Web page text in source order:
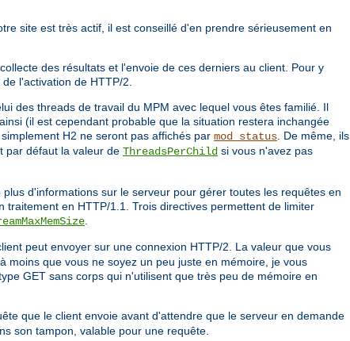
site est très actif, il est conseillé d'en prendre sérieusement en
des résultats et l'envoie de ces derniers au client. Pour y
l'activation de HTTP/2.
des threads de travail du MPM avec lequel vous êtes familié. Il
(il est cependant probable que la situation restera inchangée
H2 ne seront pas affichés par mod_status . De même, ils
par défaut la valeur de ThreadsPerChild si vous n'avez pas
d'informations sur le serveur pour gérer toutes les requêtes en
en HTTP/1.1. Trois directives permettent de limiter
peut envoyer sur une connexion HTTP/2. La valeur que vous
que vous ne soyez un peu juste en mémoire, je vous
GET sans corps qui n'utilisent que très peu de mémoire en
que le client envoie avant d'attendre que le serveur en demande
son tampon, valable pour une requête.